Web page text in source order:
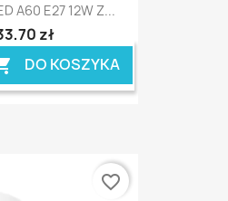
A60 E27 12W Z...
zł
DO KOSZYKA
favorite_border